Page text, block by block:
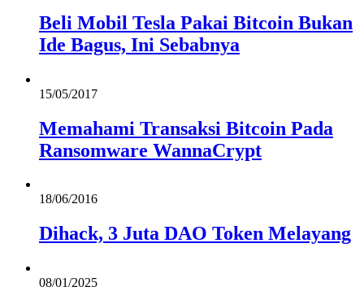
Beli Mobil Tesla Pakai Bitcoin Bukan
Ide Bagus, Ini Sebabnya
15/05/2017
Memahami Transaksi Bitcoin Pada
Ransomware WannaCrypt
18/06/2016
Dihack, 3 Juta DAO Token Melayang
08/01/2025